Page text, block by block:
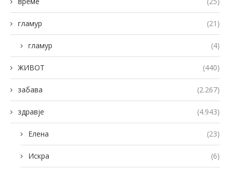
гламур (21)
гламур (4)
ЖИВОТ (440)
забава (2.267)
здравје (4.943)
Елена (23)
Искра (6)